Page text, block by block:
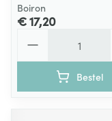
Boiron
€ 17,20
Bestel